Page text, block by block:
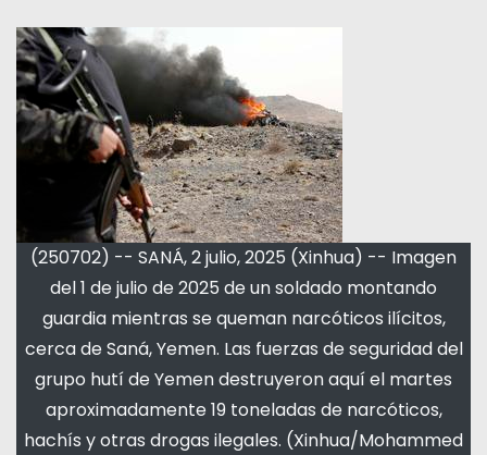
(250702) -- SANÁ, 2 julio, 2025 (Xinhua) -- Imagen
del 1 de julio de 2025 de un soldado montando
guardia mientras se queman narcóticos ilícitos,
cerca de Saná, Yemen. Las fuerzas de seguridad del
grupo hutí de Yemen destruyeron aquí el martes
aproximadamente 19 toneladas de narcóticos,
hachís y otras drogas ilegales. (Xinhua/Mohammed